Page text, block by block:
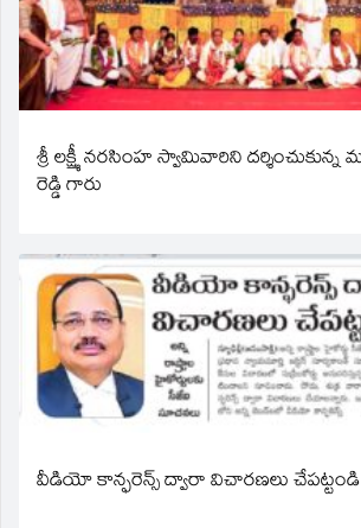
శ్రీ లక్ష్మీ నరసింహ స్వామివారిని దర్శించుకున్న
రెడ్డి గారు
వీడియో కాన్ఫరెన్స్ ద్వారా విచారణలు చేపట్టండి